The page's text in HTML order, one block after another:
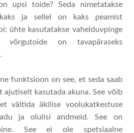
upsi toide? Seda nimetatakse
ja sellel on kaks peamist
ühte kasutatakse vahelduvpinge
võrgutoide on tavapäraseks
​​funktsioon on see, et seda saab
ajutiselt kasutada akuna. See võib
vältida äkilise voolukatkestuse
ja olulisi andmeid. See on
See ei ole spetsiaalne